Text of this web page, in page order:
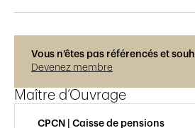
Vous n’êtes pas référencés et
Devenez membre
Maître d’Ouvrage
CPCN | Caisse de pensions